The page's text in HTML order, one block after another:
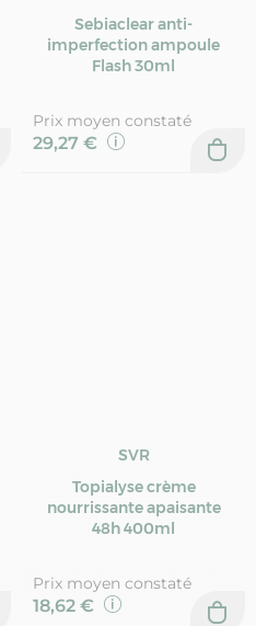
Sebiaclear anti-
imperfection ampoule
Flash 30ml
Prix moyen constaté
29,27 €
SVR
Topialyse crème
nourrissante apaisante
48h 400ml
Prix moyen constaté
18,62 €